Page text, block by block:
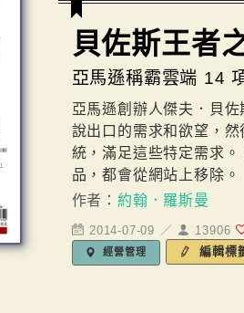
貝佐斯王者
亞馬遜稱霸雲端 14
亞馬遜創辦人傑夫．貝
說出口的需求和欲望，
統，滿足這些特定需求
品，都會從網站上移除。
作者： 約翰．羅斯曼
2014-07-09 ／ 13906
經營管理 編輯標